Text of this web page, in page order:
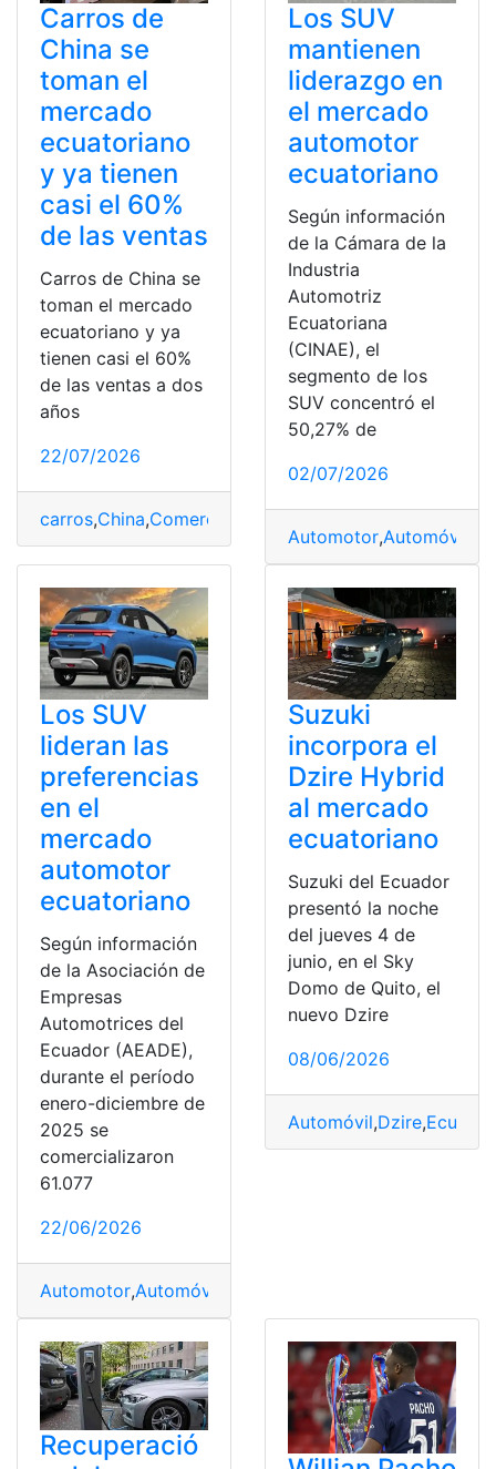
Carros de
China se
toman el
mercado
ecuatoriano
y ya tienen
casi el 60%
de las ventas
Carros de China se
toman el mercado
ecuatoriano y ya
tienen casi el 60%
de las ventas a dos
años
22/07/2026
carros,China,Comercio
Los SUV
mantienen
liderazgo en
el mercado
automotor
ecuatoriano
Según información
de la Cámara de la
Industria
Automotriz
Ecuatoriana
(CINAE), el
segmento de los
SUV concentró el
50,27% de
02/07/2026
Automotor,Automóvil
Los SUV
lideran las
preferencias
en el
mercado
automotor
ecuatoriano
Según información
de la Asociación de
Empresas
Automotrices del
Ecuador (AEADE),
durante el período
enero-diciembre de
2025 se
comercializaron
61.077
22/06/2026
Automotor,Automóvil
Suzuki
incorpora el
Dzire Hybrid
al mercado
ecuatoriano
Suzuki del Ecuador
presentó la noche
del jueves 4 de
junio, en el Sky
Domo de Quito, el
nuevo Dzire
08/06/2026
Automóvil,Dzire,
Recuperació